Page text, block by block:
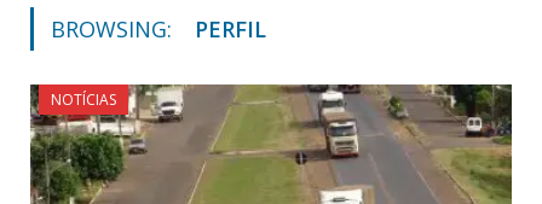
BROWSING: PERFIL
NOTÍCIAS